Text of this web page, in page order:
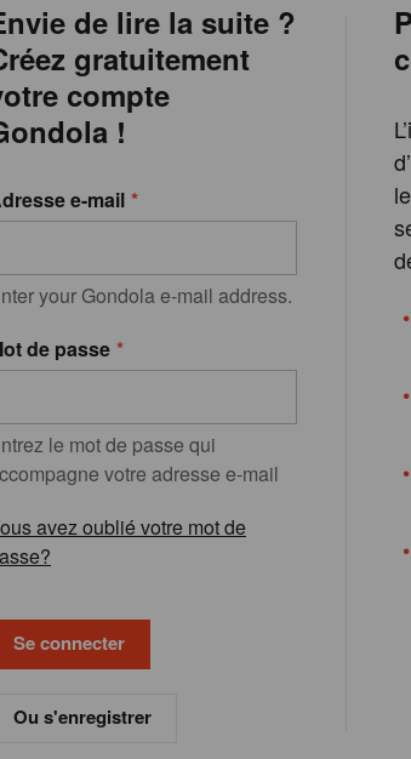
de lire la suite ?
gratuitement
compte
!
e-mail
your Gondola e-mail address.
de passe
le mot de passe qui
votre adresse e-mail
avez oublié votre mot de
Ou s'enregistrer